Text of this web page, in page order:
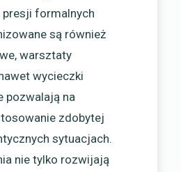
presji formalnych
są również
warsztaty
wycieczki
pozwalają na
zdobytej
sytuacjach.
nie tylko rozwijają